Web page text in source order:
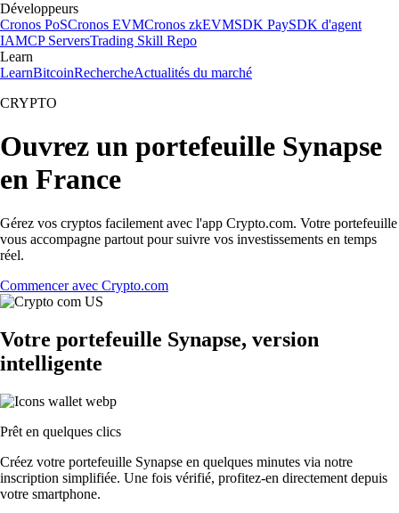
Développeurs
Cronos PoSCronos EVMCronos zkEVMSDK PaySDK d'agent
IAMCP ServersTrading Skill Repo
Learn
LearnBitcoinRechercheActualités du marché
CRYPTO
Ouvrez un portefeuille Synapse
en France
Gérez vos cryptos facilement avec l'app Crypto.com. Votre portefeuille
vous accompagne partout pour suivre vos investissements en temps
réel.
Commencer avec Crypto.com
Votre portefeuille Synapse, version
intelligente
Prêt en quelques clics
Créez votre portefeuille Synapse en quelques minutes via notre
inscription simplifiée. Une fois vérifié, profitez-en directement depuis
votre smartphone.